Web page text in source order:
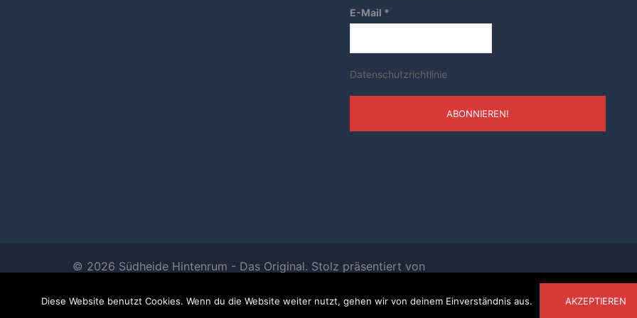
E-Mail *
Datenschutzrichtlinie
© 2026 Südheide Hintenrum - Das Original. Stolz präsentiert von
Diese Website benutzt Cookies. Wenn du die Website weiter nutzt, gehen wir von deinem Einverständnis aus. AKZEPTIEREN